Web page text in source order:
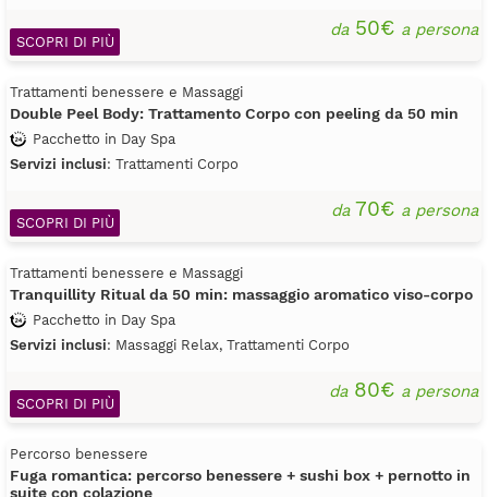
da50€ a persona
SCOPRI DI PIÙ
Trattamenti benessere e Massaggi
Double Peel Body: Trattamento Corpo con peeling da 50 min
Pacchetto in Day Spa
Servizi inclusi: Trattamenti Corpo
da70€ a persona
SCOPRI DI PIÙ
Trattamenti benessere e Massaggi
Tranquillity Ritual da 50 min: massaggio aromatico viso-corpo
Pacchetto in Day Spa
Servizi inclusi: Massaggi Relax, Trattamenti Corpo
da80€ a persona
SCOPRI DI PIÙ
Percorso benessere
Fuga romantica: percorso benessere + sushi box + pernotto in
suite con colazione